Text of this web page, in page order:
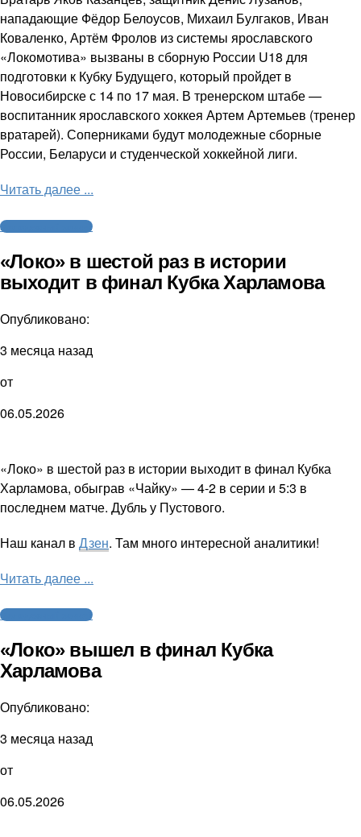
нападающие Фёдор Белоусов, Михаил Булгаков, Иван
Коваленко, Артём Фролов из системы ярославского
«Локомотива» вызваны в сборную России U18 для
подготовки к Кубку Будущего, который пройдет в
Новосибирске с 14 по 17 мая. В тренерском штабе —
воспитанник ярославского хоккея Артем Артемьев (тренер
вратарей). Соперниками будут молодежные сборные
России, Беларуси и студенческой хоккейной лиги.
Читать далее ...
Молодежный хоккей
«Локо» в шестой раз в истории
выходит в финал Кубка Харламова
Опубликовано:
3 месяца назад
от
06.05.2026
«Локо» в шестой раз в истории выходит в финал Кубка
Харламова, обыграв «Чайку» — 4-2 в серии и 5:3 в
последнем матче. Дубль у Пустового.
Наш канал в Дзен. Там много интересной аналитики!
Читать далее ...
Молодежный хоккей
«Локо» вышел в финал Кубка
Харламова
Опубликовано:
3 месяца назад
от
06.05.2026